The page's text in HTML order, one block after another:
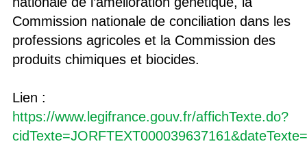
Commission nationale de conciliation dans les
professions agricoles et la Commission des
produits chimiques et biocides.
Lien :
https://www.legifrance.gouv.fr/affichTexte.do?